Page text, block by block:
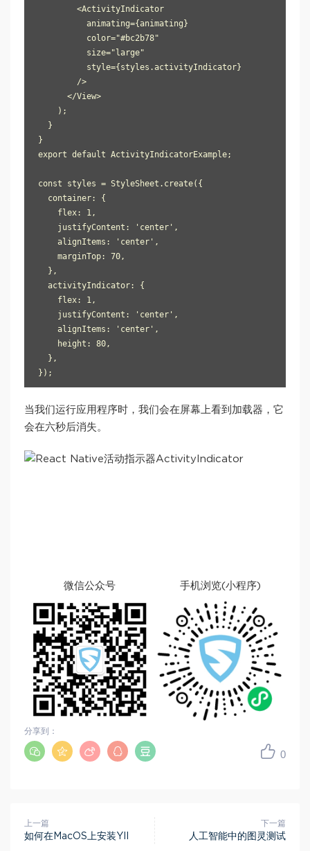
        <ActivityIndicator
          animating={animating}
          color="#bc2b78"
          size="large"
          style={styles.activityIndicator}
        />
      </View>
    );
  }
}
export default ActivityIndicatorExample;
const styles = StyleSheet.create({
  container: {
    flex: 1,
    justifyContent: 'center',
    alignItems: 'center',
    marginTop: 70,
  },
  activityIndicator: {
    flex: 1,
    justifyContent: 'center',
    alignItems: 'center',
    height: 80,
  },
当我们运行应用程序时，我们会在屏幕上看到加载器，它
会在六秒后消失。
微信公众号 手机浏览(小程序)
0
分享到：
上一篇
如何在MacOS上安装YII
下一篇
人工智能中的图灵测试